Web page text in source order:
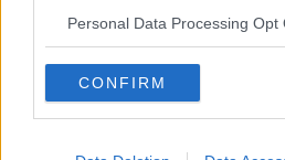
Personal Data Processing Opt
CONFIRM
Ti potrebbe interessare anche:
Articoli dal Blog “Turbative” di Franco
Volo Firenze-Barcellona, storia
scomparse